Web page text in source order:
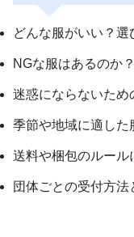
どんな服がいい？選
NGな服はあるのか
迷惑にならないため
季節や地域に適した
送料や梱包のルール
団体ごとの受付方法